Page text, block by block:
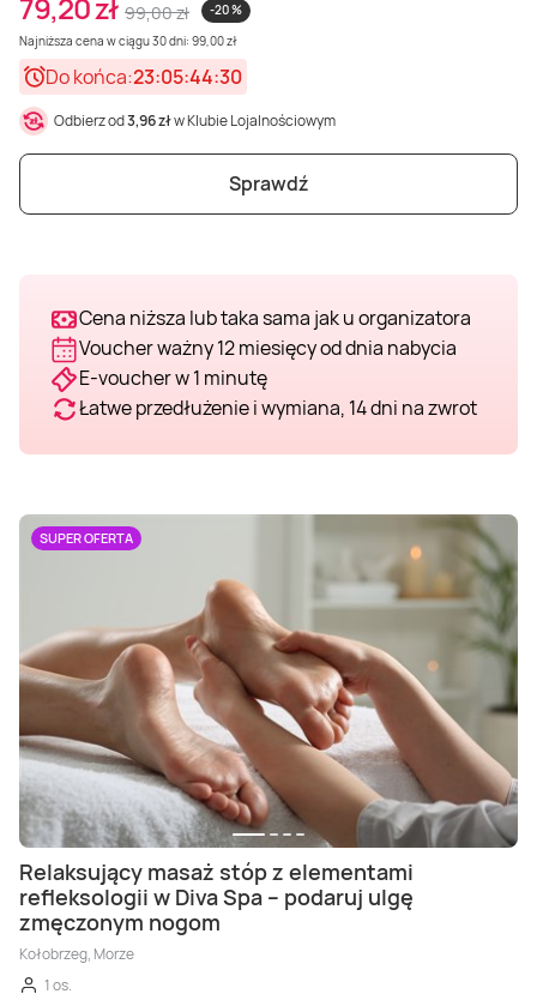
Weekend w SPA
Mazury
Masaż klasyczny
Masaż pleców
Masaż sportowy
Masaż Antycellulitowy
Masaż całego ciała
Masaż Karku
Masaż orientalny
Pojazdy specjalne
Jazda po torze
Jazda czołgiem
Fitness
Sporty zimowe
Wspinaczka
Kurs żeglarski
Kurs motorowodny
SUP
79,20 zł 99,00 zł
-20 %
Najniższa cena w ciągu 30 dni: 99,00 zł
Do końca:23:05:44:28
Odbierz od3,96 złw Klubie Lojalnościowym
Sprawdź
Cena niższa lub taka sama jak u organizatora
Voucher ważny 12 miesięcy od dnia nabycia
E-voucher w 1 minutę
Łatwe przedłużenie i wymiana, 14 dni na zwrot
SUPER OFERTA
Relaksujący masaż stóp z elementami
refleksologii w Diva Spa – podaruj ulgę
zmęczonym nogom
Kołobrzeg, Morze
1 os.